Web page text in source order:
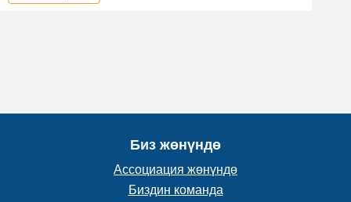
Биз жөнүндө
Ассоциация жөнүндө
Биздин команда